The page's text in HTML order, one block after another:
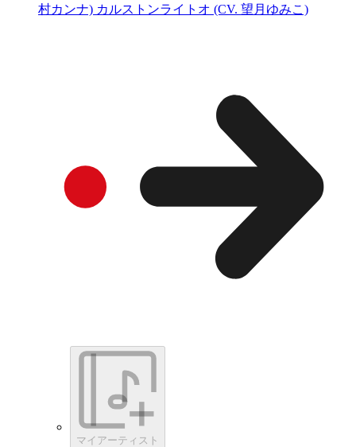
村カンナ) カルストンライトオ (CV. 望月ゆみこ)
マイアーティスト